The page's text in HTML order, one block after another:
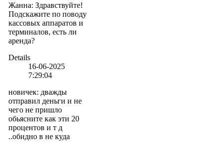
Жанна: Здравствуйте!
Подскажите по поводу
кассовых аппаратов и
терминалов, есть ли
аренда?
Details
16-06-2025
7:29:04
новичек: дважды
отправил деньги и не
чего не пришло
обьясните как эти 20
процентов и т д
..обидно в не куда